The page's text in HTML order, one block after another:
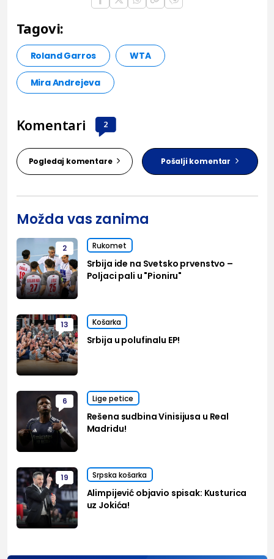
Tagovi:
Roland Garros WTA
Mira Andrejeva
Komentari 2
Pogledaj komentare Pošalji komentar
Možda vas zanima
2 Rukomet
Srbija ide na Svetsko prvenstvo –
Poljaci pali u "Pioniru"
13 Košarka
Srbija u polufinalu EP!
6 Lige petice
Rešena sudbina Vinisijusa u Real
Madridu!
19 Srpska košarka
Alimpijević objavio spisak: Kusturica
uz Jokića!